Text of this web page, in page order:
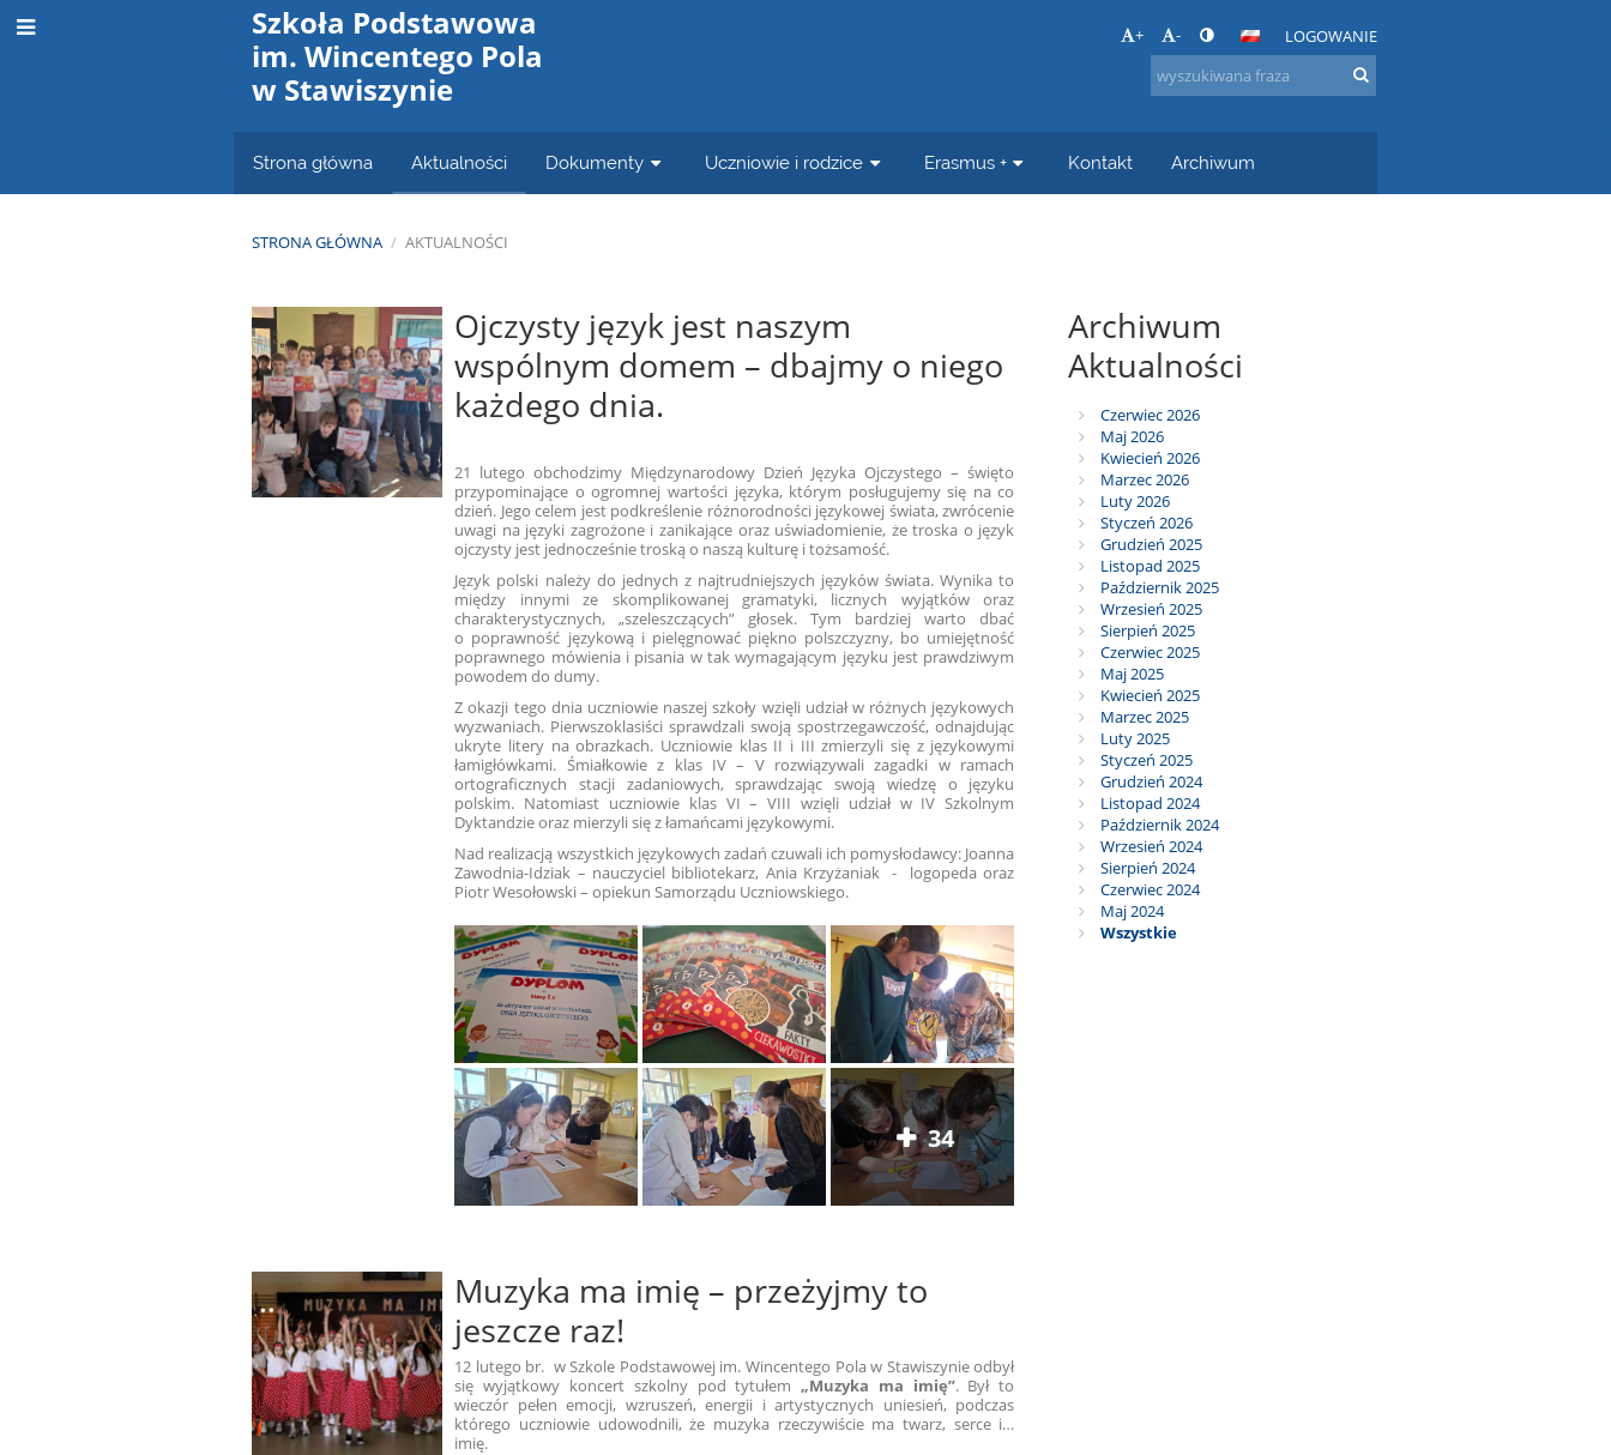
Szkoła Podstawowa
im. Wincentego Pola
w Stawiszynie
+ - LOGOWANIE
Strona główna Aktualności Dokumenty Uczniowie i rodzice Erasmus + Kontakt Archiwum
STRONA GŁÓWNA / AKTUALNOŚCI
Aktualności
Ojczysty język jest naszym
wspólnym domem – dbajmy o niego
każdego dnia.
21 lutego obchodzimy Międzynarodowy Dzień Języka Ojczystego – święto
przypominające o ogromnej wartości języka, którym posługujemy się na co
dzień. Jego celem jest podkreślenie różnorodności językowej świata, zwrócenie
uwagi na języki zagrożone i zanikające oraz uświadomienie, że troska o język
ojczysty jest jednocześnie troską o naszą kulturę i tożsamość.
Język polski należy do jednych z najtrudniejszych języków świata. Wynika to
między innymi ze skomplikowanej gramatyki, licznych wyjątków oraz
charakterystycznych, „szeleszczących” głosek. Tym bardziej warto dbać
o poprawność językową i pielęgnować piękno polszczyzny, bo umiejętność
poprawnego mówienia i pisania w tak wymagającym języku jest prawdziwym
powodem do dumy.
Z okazji tego dnia uczniowie naszej szkoły wzięli udział w różnych językowych
wyzwaniach. Pierwszoklasiści sprawdzali swoją spostrzegawczość, odnajdując
ukryte litery na obrazkach. Uczniowie klas II i III zmierzyli się z językowymi
łamigłówkami. Śmiałkowie z klas IV – V rozwiązywali zagadki w ramach
ortograficznych stacji zadaniowych, sprawdzając swoją wiedzę o języku
polskim. Natomiast uczniowie klas VI – VIII wzięli udział w IV Szkolnym
Dyktandzie oraz mierzyli się z łamańcami językowymi.
Nad realizacją wszystkich językowych zadań czuwali ich pomysłodawcy: Joanna
Zawodnia-Idziak – nauczyciel bibliotekarz, Ania Krzyżaniak - logopeda oraz
Piotr Wesołowski – opiekun Samorządu Uczniowskiego.
34
Muzyka ma imię – przeżyjmy to
jeszcze raz!
12 lutego br. w Szkole Podstawowej im. Wincentego Pola w Stawiszynie odbył
się wyjątkowy koncert szkolny pod tytułem„Muzyka ma imię”. Był to
wieczór pełen emocji, wzruszeń, energii i artystycznych uniesień, podczas
którego uczniowie udowodnili, że muzyka rzeczywiście ma twarz, serce i…
imię.
Archiwum
Aktualności
Czerwiec 2026
Maj 2026
Kwiecień 2026
Marzec 2026
Luty 2026
Styczeń 2026
Grudzień 2025
Listopad 2025
Październik 2025
Wrzesień 2025
Sierpień 2025
Czerwiec 2025
Maj 2025
Kwiecień 2025
Marzec 2025
Luty 2025
Styczeń 2025
Grudzień 2024
Listopad 2024
Październik 2024
Wrzesień 2024
Sierpień 2024
Czerwiec 2024
Maj 2024
Wszystkie